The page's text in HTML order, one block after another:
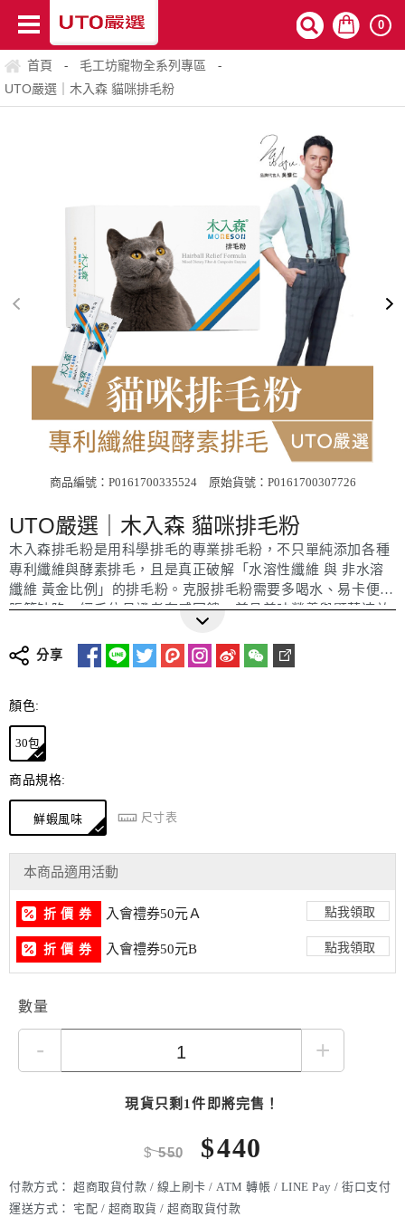
0
首頁 - 毛工坊寵物全系列專區 -
UTO嚴選｜木入森 貓咪排毛粉
商品編號：P0161700335524 原始貨號：P0161700307726
UTO嚴選｜木入森 貓咪排毛粉
木入森排毛粉是用科學排毛的專業排毛粉，不只單純添加各種
專利纖維與酵素排毛，且是真正破解「水溶性纖維 與 非水溶
纖維 黃金比例」的排毛粉。克服排毛粉需要多喝水、易卡便腹
脹等缺陷，經千位見證者有感回饋，兼具美味營養與顯著速效
排毛。還在吃化毛膏幫貓咪排毛嗎? 不如試試更天然、更安全
健康，但同樣美味的排毛粉吧！
更多詳細介紹
分享
顏色:
30包
商品規格:
鮮蝦風味 尺寸表
本商品適用活動
折 價 券 入會禮券50元Ａ 點我領取
折 價 券 入會禮券50元B 點我領取
數量
- +
現貨只剩1件即將完售！
$550 $440
付款方式： 超商取貨付款 / 線上刷卡 / ATM 轉帳 / LINE Pay / 街口支付
運送方式：
宅配 / 超商取貨 / 超商取貨付款